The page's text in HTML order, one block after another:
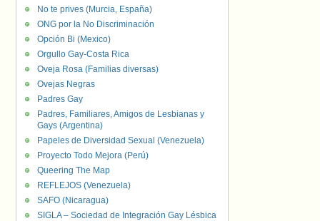
No te prives (Murcia, España)
ONG por la No Discriminación
Opción Bi (Mexico)
Orgullo Gay-Costa Rica
Oveja Rosa (Familias diversas)
Ovejas Negras
Padres Gay
Padres, Familiares, Amigos de Lesbianas y
Gays (Argentina)
Papeles de Diversidad Sexual (Venezuela)
Proyecto Todo Mejora (Perú)
Queering The Map
REFLEJOS (Venezuela)
SAFO (Nicaragua)
SIGLA – Sociedad de Integración Gay Lésbica